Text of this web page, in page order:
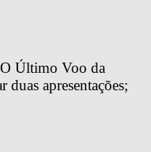
Último Voo da
duas apresentações;